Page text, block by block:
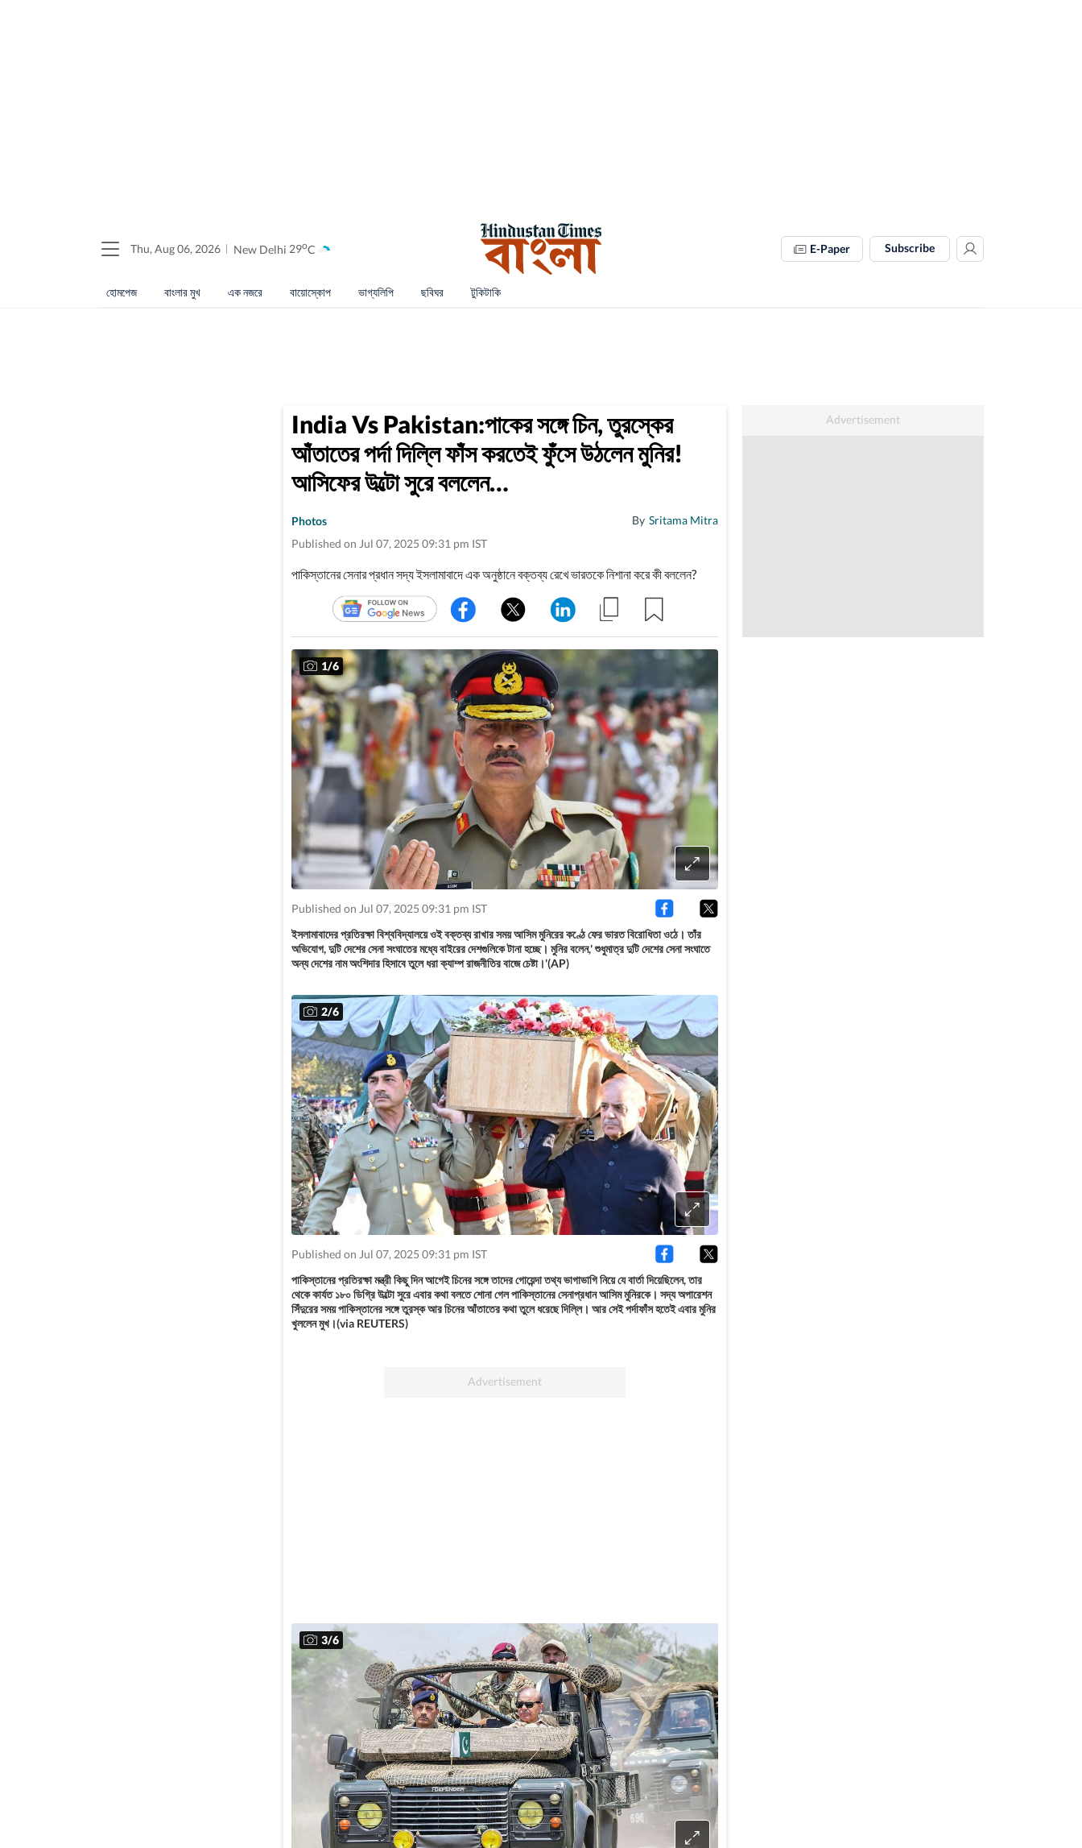
Thu, Aug 06, 2026 New Delhi 29oC E-Paper Subscribe
হোমপেজ বাংলার মুখ এক নজরে বায়োস্কোপ ভাগ্যলিপি ছবিঘর টুকিটাকি
India Vs Pakistan:পাকের সঙ্গে চিন, তুরস্কের
আঁতাতের পর্দা দিল্লি ফাঁস করতেই ফুঁসে উঠলেন মুনির!
আসিফের উল্টো সুরে বললেন…
Photos By Sritama Mitra
Published on Jul 07, 2025 09:31 pm IST
পাকিস্তানের সেনার প্রধান সদ্য ইসলামাবাদে এক অনুষ্ঠানে বক্তব্য রেখে ভারতকে নিশানা করে কী বললেন?
1/6
Published on Jul 07, 2025 09:31 pm IST
ইসলামাবাদের প্রতিরক্ষা বিশ্ববিদ্যালয়ে ওই বক্তব্য রাখার সময় আসিম মুনিরের কণ্ঠে ফের ভারত বিরোধিতা ওঠে। তাঁর
অভিযোগ, দুটি দেশের সেনা সংঘাতের মধ্যে বাইরের দেশগুলিকে টানা হচ্ছে। মুনির বলেন,' শুধুমাত্র দুটি দেশের সেনা সংঘাতে
অন্য দেশের নাম অংশিদার হিসাবে তুলে ধরা ক্যাম্প রাজনীতির বাজে চেষ্টা।'(AP)
2/6
Published on Jul 07, 2025 09:31 pm IST
পাকিস্তানের প্রতিরক্ষা মন্ত্রী কিছু দিন আগেই চিনের সঙ্গে তাদের গোয়েন্দা তথ্য ভাগাভাগি নিয়ে যে বার্তা দিয়েছিলেন, তার
থেকে কার্যত ১৮০ ডিগ্রি উল্টো সুরে এবার কথা বলতে শোনা গেল পাকিস্তানের সেনাপ্রধান আসিম মুনিরকে। সদ্য অপারেশন
সিঁদুরের সময় পাকিস্তানের সঙ্গে তুরস্ক আর চিনের আঁতাতের কথা তুলে ধরেছে দিল্লি। আর সেই পর্দাফাঁস হতেই এবার মুনির
খুললেন মুখ।(via REUTERS)
3/6